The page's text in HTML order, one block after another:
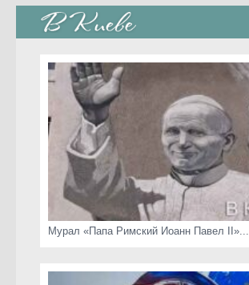
стрит-арт
коты Киева
скамейки
часы Киева
Мурал «Папа Римский Иоанн Павел II»...